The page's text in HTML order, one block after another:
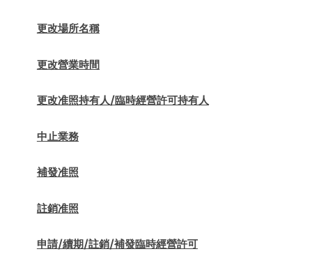
更改場所名稱
更改營業時間
更改准照持有人/臨時經營許可持有人
中止業務
補發准照
註銷准照
申請/續期/註銷/補發臨時經營許可